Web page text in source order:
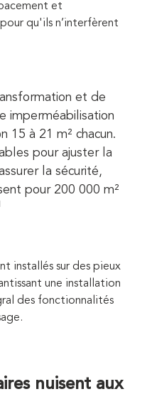
et
qu'ils n’interfèrent
et de
imperméabilisation
15 à 21 m² chacun.
pour ajuster la
la sécurité,
pour 200 000 m²
installés sur des pieux
une installation
des fonctionnalités
nuisent aux